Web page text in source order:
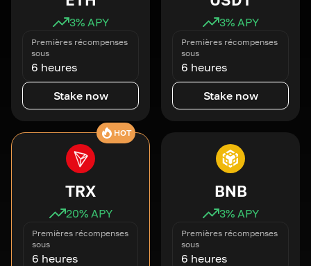
3% APY
Premières récompenses
sous
6 heures
Stake now
3% APY
Premières récompenses
sous
6 heures
Stake now
HOT
TRX
20% APY
Premières récompenses
sous
6 heures
BNB
3% APY
Premières récompenses
sous
6 heures